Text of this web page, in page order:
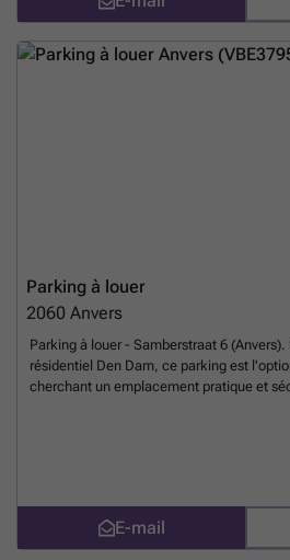
Parking à louer
2060 Anvers
Parking à louer - Samberstraat 6
résidentiel Den Dam, ce parking est
cherchant un emplacement pratique et
dispose d'un emplacement stratégique
routiers tels que Noorderlaan, Ijzerlaan et
accès facile au centre-ville grâce au bus
équipé de bornes de recharge, parfait
Réservez votre emplacement de parking
pouvez réserver directement votre
savoir plus ?
E-mail